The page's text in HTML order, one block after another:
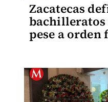
Zacatecas
pese a orden